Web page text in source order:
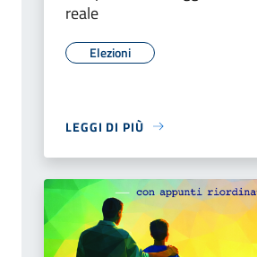
reale
Elezioni
LEGGI DI PIÙ